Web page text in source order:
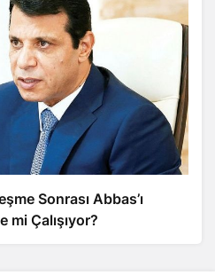
Sonrası Abbas’ı
mi Çalışıyor?